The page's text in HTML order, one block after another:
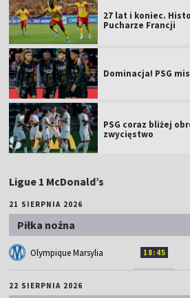
27 lat i koniec.
Pucharze Francji
Dominacja! PSG
PSG coraz bliżej
zwycięstwo
Ligue 1 McDonald’s
21 SIERPNIA 2026
Piłka nożna
Olympique Marsylia 18:45
22 SIERPNIA 2026